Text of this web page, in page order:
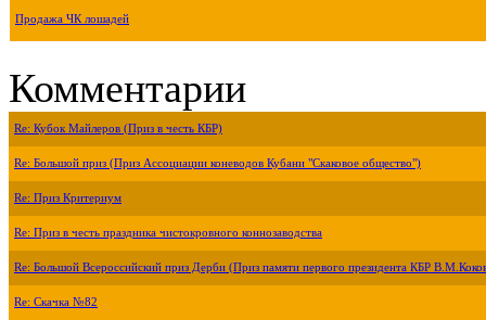
Продажа ЧК лошадей
Комментарии
Re: Кубок Майлеров (Приз в честь КБР)
Re: Большой приз (Приз Ассоциации коневодов Кубани "Скаковое общество")
Re: Приз Критериум
Re: Приз в честь праздника чистокровного коннозаводства
Re: Большой Всероссийский приз Дерби (Приз памяти первого президента КБР
Re: Скачка №82